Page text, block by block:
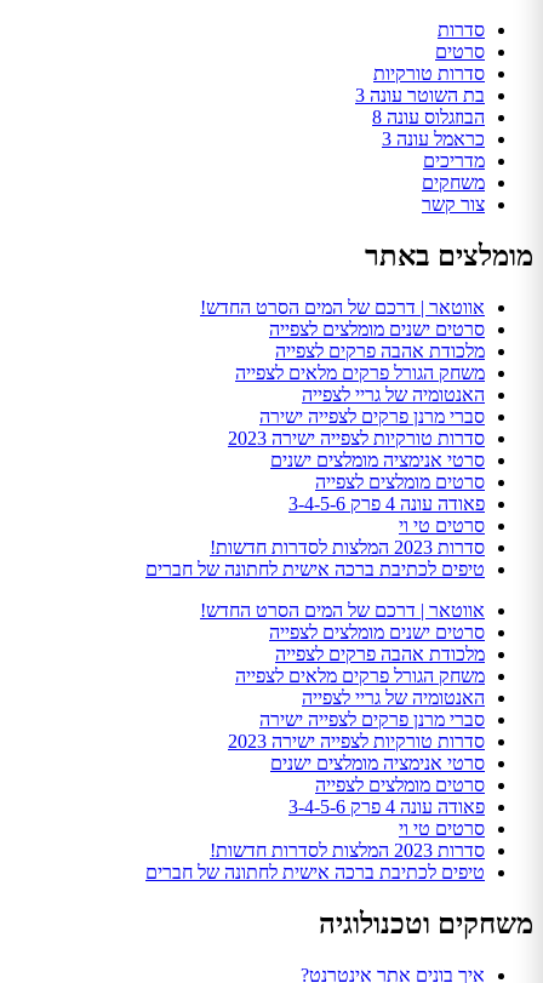
סדרות
סרטים
סדרות טורקיות
בת השוטר עונה 3
הבוזגלוס עונה 8
כראמל עונה 3
מדריכים
משחקים
צור קשר
מומלצים באתר
אווטאר | דרכם של המים הסרט החדש!
סרטים ישנים מומלצים לצפייה
מלכודת אהבה פרקים לצפייה
משחק הגורל פרקים מלאים לצפייה
האנטומיה של גריי לצפייה
סברי מרנן פרקים לצפייה ישירה
סדרות טורקיות לצפייה ישירה 2023
סרטי אנימציה מומלצים ישנים
סרטים מומלצים לצפייה
פאודה עונה 4 פרק 3-4-5-6
סרטים טי וי
סדרות 2023 המלצות לסדרות חדשות!
טיפים לכתיבת ברכה אישית לחתונה של חברים
אווטאר | דרכם של המים הסרט החדש!
סרטים ישנים מומלצים לצפייה
מלכודת אהבה פרקים לצפייה
משחק הגורל פרקים מלאים לצפייה
האנטומיה של גריי לצפייה
סברי מרנן פרקים לצפייה ישירה
סדרות טורקיות לצפייה ישירה 2023
סרטי אנימציה מומלצים ישנים
סרטים מומלצים לצפייה
פאודה עונה 4 פרק 3-4-5-6
סרטים טי וי
סדרות 2023 המלצות לסדרות חדשות!
טיפים לכתיבת ברכה אישית לחתונה של חברים
משחקים וטכנולוגיה
איך בונים אתר אינטרנט?